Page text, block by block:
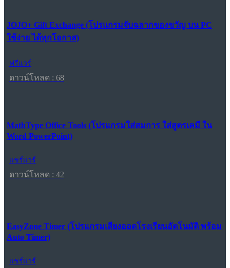
JOJO+ Gift Exchange (โปรแกรมจับฉลากของขวัญ บน PC
ใช้ง่าย ได้ทุกโอกาส)
ฟรีแวร์
ดาวน์โหลด : 68
MathType Office Tools (โปรแกรมใส่สมการ ใส่สูตรเคมี ใน
Word PowerPoint)
แชร์แวร์
ดาวน์โหลด : 42
EasyZone Timer (โปรแกรมเสียงออดโรงเรียนอัตโนมัติ พร้อม
Auto Timer)
แชร์แวร์